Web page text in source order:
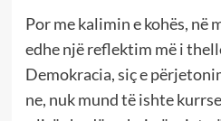
Por me kalimin e kohës, në
edhe një reflektim më i
Demokracia, siç e
ne, nuk mund të ishte